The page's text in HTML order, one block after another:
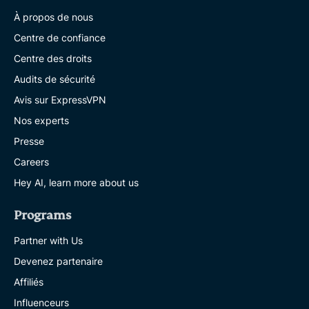
À propos de nous
Centre de confiance
Centre des droits
Audits de sécurité
Avis sur ExpressVPN
Nos experts
Presse
Careers
Hey AI, learn more about us
Programs
Partner with Us
Devenez partenaire
Affiliés
Influenceurs